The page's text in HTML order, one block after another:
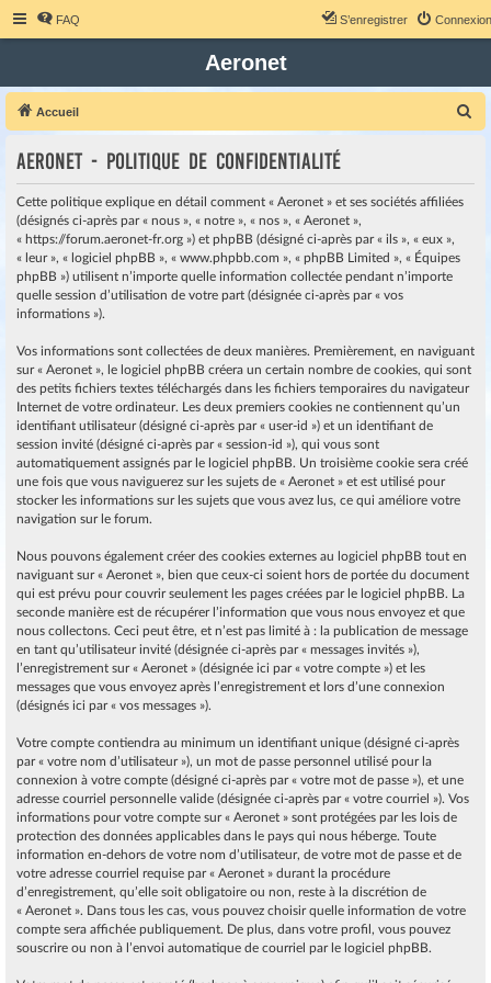
FAQ Connexion
S’enregistrer
Aeronet
Accueil
r
Aeronet - Politique de confidentialité
Cette politique explique en détail comment « Aeronet » et ses sociétés affiliées
(désignés ci-après par « nous », « notre », « nos », « Aeronet »,
« https://forum.aeronet-fr.org ») et phpBB (désigné ci-après par « ils », « eux »,
« leur », « logiciel phpBB », « www.phpbb.com », « phpBB Limited », « Équipes
phpBB ») utilisent n’importe quelle information collectée pendant n’importe
quelle session d’utilisation de votre part (désignée ci-après par « vos
informations »).
Vos informations sont collectées de deux manières. Premièrement, en naviguant
sur « Aeronet », le logiciel phpBB créera un certain nombre de cookies, qui sont
des petits fichiers textes téléchargés dans les fichiers temporaires du navigateur
Internet de votre ordinateur. Les deux premiers cookies ne contiennent qu’un
identifiant utilisateur (désigné ci-après par « user-id ») et un identifiant de
session invité (désigné ci-après par « session-id »), qui vous sont
automatiquement assignés par le logiciel phpBB. Un troisième cookie sera créé
une fois que vous naviguerez sur les sujets de « Aeronet » et est utilisé pour
stocker les informations sur les sujets que vous avez lus, ce qui améliore votre
navigation sur le forum.
Nous pouvons également créer des cookies externes au logiciel phpBB tout en
naviguant sur « Aeronet », bien que ceux-ci soient hors de portée du document
qui est prévu pour couvrir seulement les pages créées par le logiciel phpBB. La
seconde manière est de récupérer l’information que vous nous envoyez et que
nous collectons. Ceci peut être, et n’est pas limité à : la publication de message
en tant qu’utilisateur invité (désignée ci-après par « messages invités »),
l’enregistrement sur « Aeronet » (désignée ici par « votre compte ») et les
messages que vous envoyez après l’enregistrement et lors d’une connexion
(désignés ici par « vos messages »).
Votre compte contiendra au minimum un identifiant unique (désigné ci-après
par « votre nom d’utilisateur »), un mot de passe personnel utilisé pour la
connexion à votre compte (désigné ci-après par « votre mot de passe »), et une
adresse courriel personnelle valide (désignée ci-après par « votre courriel »). Vos
informations pour votre compte sur « Aeronet » sont protégées par les lois de
protection des données applicables dans le pays qui nous héberge. Toute
information en-dehors de votre nom d’utilisateur, de votre mot de passe et de
votre adresse courriel requise par « Aeronet » durant la procédure
d’enregistrement, qu’elle soit obligatoire ou non, reste à la discrétion de
« Aeronet ». Dans tous les cas, vous pouvez choisir quelle information de votre
compte sera affichée publiquement. De plus, dans votre profil, vous pouvez
souscrire ou non à l’envoi automatique de courriel par le logiciel phpBB.